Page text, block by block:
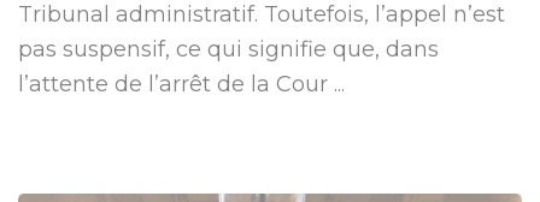
Tribunal administratif. Toutefois, l’appel n’est
pas suspensif, ce qui signifie que, dans
l’attente de l’arrêt de la Cour ...